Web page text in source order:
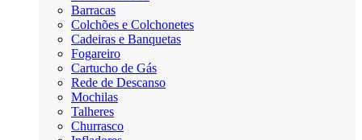
Barracas
Colchões e Colchonetes
Cadeiras e Banquetas
Fogareiro
Cartucho de Gás
Rede de Descanso
Mochilas
Talheres
Churrasco